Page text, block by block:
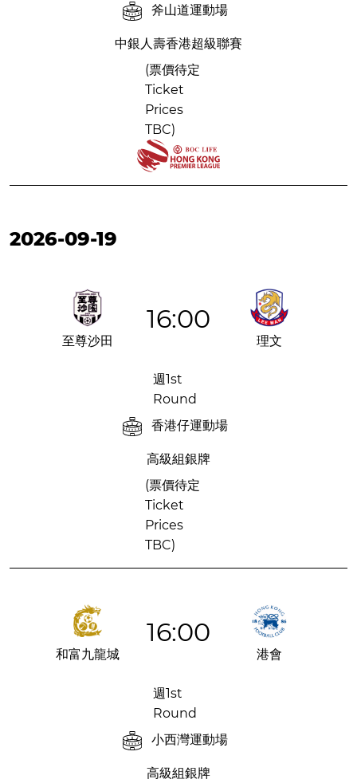
斧山道運動場
中銀人壽香港超級聯賽
(票價待定
Ticket
Prices
TBC)
2026-09-19
16:00
至尊沙田 理文
週1st
Round
香港仔運動場
高級組銀牌
(票價待定
Ticket
Prices
TBC)
16:00
和富九龍城 港會
週1st
Round
小西灣運動場
高級組銀牌